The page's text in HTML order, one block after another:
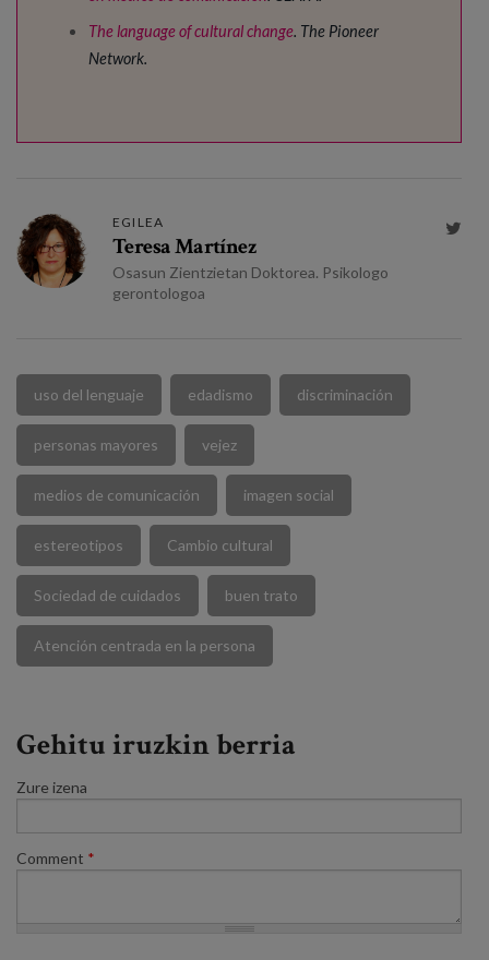
The language of cultural change. The Pioneer
Network.
EGILEA
Teresa Martínez
Osasun Zientzietan Doktorea. Psikologo
gerontologoa

uso del lenguaje edadismo discriminación
personas mayores vejez
medios de comunicación imagen social
estereotipos Cambio cultural
Sociedad de cuidados buen trato
Atención centrada en la persona
Gehitu iruzkin berria
Zure izena
Comment *